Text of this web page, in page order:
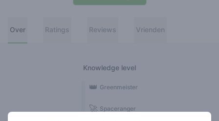
Over Ratings Reviews Vrienden
Knowledge level
🚀 Spaceranger
👑 Greenmeister